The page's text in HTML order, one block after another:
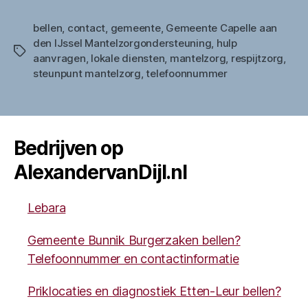
Tags
bellen contact gemeente, Gemeente Capelle aan
den IJssel Mantelzorgondersteuning hulp
aanvragen lokale diensten mantelzorg respijtzorg
steunpunt mantelzorg ,telefoonnummer
Bedrijven op
AlexandervanDijl.nl
Lebara
Gemeente Bunnik Burgerzaken bellen?
Telefoonnummer en contactinformatie
Priklocaties en diagnostiek Etten-Leur bellen?